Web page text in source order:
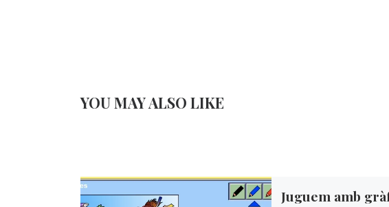
YOU MAY ALSO LIKE
Juguem amb